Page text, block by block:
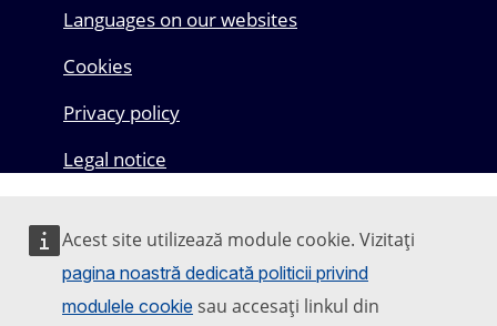
Acest site utilizează module cookie. Vizitați
pagina noastră dedicată politicii privind
modulele cookie sau accesați linkul din
Languages on our websites
Cookies
Privacy policy
Legal notice